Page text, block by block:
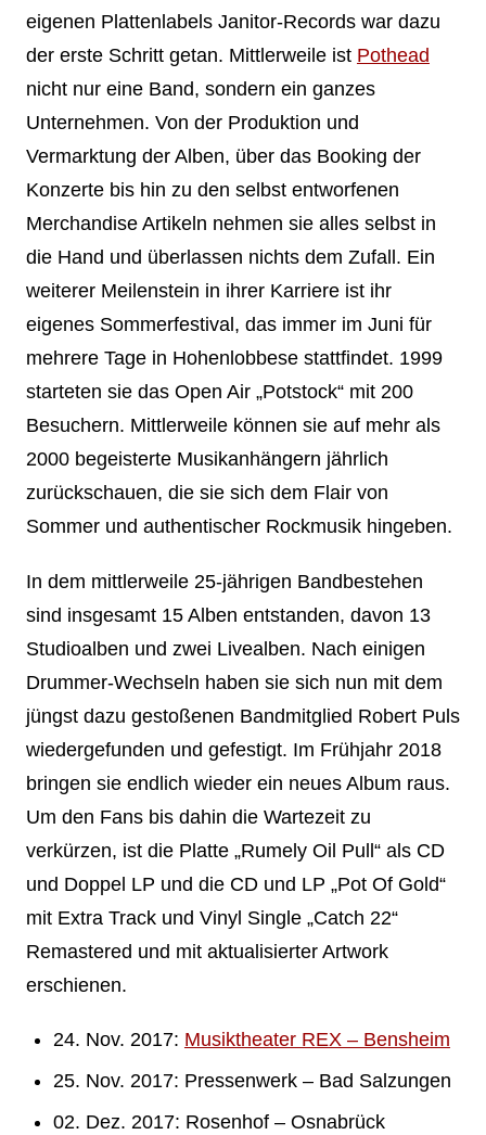
eigenen Plattenlabels Janitor-Records war dazu
der erste Schritt getan. Mittlerweile ist Pothead
nicht nur eine Band, sondern ein ganzes
Unternehmen. Von der Produktion und
Vermarktung der Alben, über das Booking der
Konzerte bis hin zu den selbst entworfenen
Merchandise Artikeln nehmen sie alles selbst in
die Hand und überlassen nichts dem Zufall. Ein
weiterer Meilenstein in ihrer Karriere ist ihr
eigenes Sommerfestival, das immer im Juni für
mehrere Tage in Hohenlobbese stattfindet. 1999
starteten sie das Open Air „Potstock“ mit 200
Besuchern. Mittlerweile können sie auf mehr als
2000 begeisterte Musikanhängern jährlich
zurückschauen, die sie sich dem Flair von
Sommer und authentischer Rockmusik hingeben.
In dem mittlerweile 25-jährigen Bandbestehen
sind insgesamt 15 Alben entstanden, davon 13
Studioalben und zwei Livealben. Nach einigen
Drummer-Wechseln haben sie sich nun mit dem
jüngst dazu gestoßenen Bandmitglied Robert Puls
wiedergefunden und gefestigt. Im Frühjahr 2018
bringen sie endlich wieder ein neues Album raus.
Um den Fans bis dahin die Wartezeit zu
verkürzen, ist die Platte „Rumely Oil Pull“ als CD
und Doppel LP und die CD und LP „Pot Of Gold“
mit Extra Track und Vinyl Single „Catch 22“
Remastered und mit aktualisierter Artwork
erschienen.
24. Nov. 2017: Musiktheater REX – Bensheim
25. Nov. 2017: Pressenwerk – Bad Salzungen
02. Dez. 2017: Rosenhof – Osnabrück